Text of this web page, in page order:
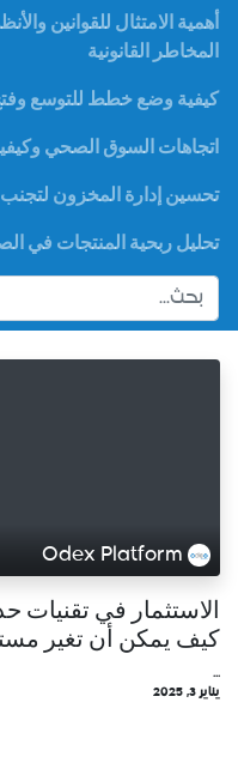
أهمية الامتثال للقوانين
المخاطر القانونية
كيفية وضع خطط للتوسع
اتجاهات السوق الصحي
تحسين إدارة المخزون لتجنب
تحليل ربحية المنتجات في
Odex Platform
الاستثمار في تقنيات
كيف يمكن أن تغير
...
يناير 3, 2025